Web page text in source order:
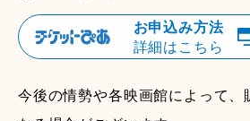
お申込み方法
詳細はこちら
今後の情勢や各映画館によって、